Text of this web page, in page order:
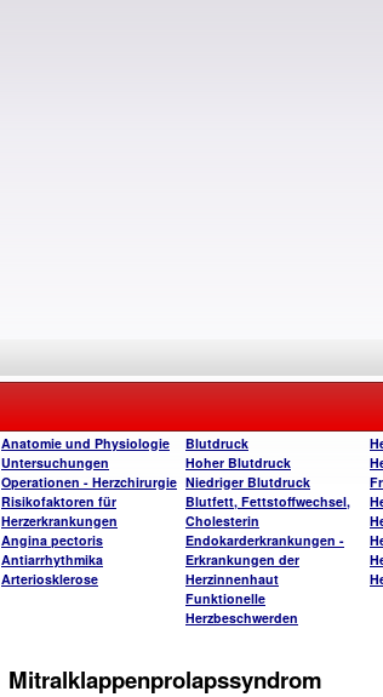
Anatomie und Physiologie
Untersuchungen
Operationen - Herzchirurgie
Risikofaktoren für
Herzerkrankungen
Angina pectoris
Antiarrhythmika
Arteriosklerose
Blutdruck
Hoher Blutdruck
Niedriger Blutdruck
Blutfett, Fettstoffwechsel,
Cholesterin
Endokarderkrankungen -
Erkrankungen der
Herzinnenhaut
Funktionelle
Herzbeschwerden
Mitralklappenprolapssyndrom